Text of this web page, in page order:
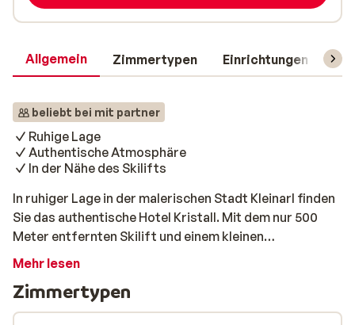
Allgemein Zimmertypen Einrichtungen
beliebt bei mit partner
Ruhige Lage
Authentische Atmosphäre
In der Nähe des Skilifts
In ruhiger Lage in der malerischen Stadt Kleinarl finden
Sie das authentische Hotel Kristall. Mit dem nur 500
Meter entfernten Skilift und einem kleinen
Wellnessbereich zum Entspannen am Nachmittag ist
Wintersporturlaub.
Mehr lesen
Zimmertypen